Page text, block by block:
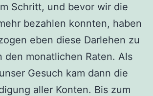
Schritt, und bevor wir die
bezahlen konnten, haben
eben diese Darlehen zu
den monatlichen Raten. Als
Gesuch kam dann die
aller Konten. Bis zum